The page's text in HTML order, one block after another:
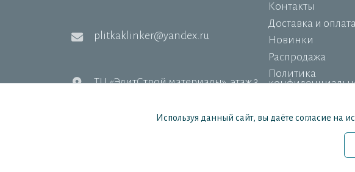
plitkaklinker@yandex.ru
ТЦ «ЭлитСтрой материалы», этаж 3
Контакты
Доставка и оплата
Новинки
Распродажа
Политика
Цены в интернет-магазине носят информационный характер и ни
Используя данный сайт, вы даёте согласие на